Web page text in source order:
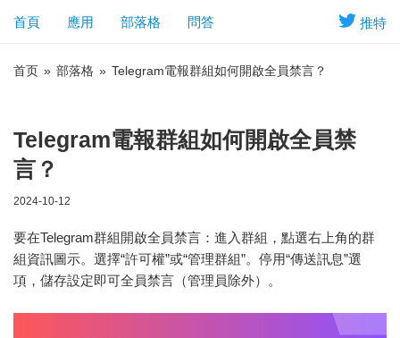
推特
首頁 應用 部落格 問答
首页 » 部落格 » Telegram電報群組如何開啟全員禁言？
Telegram電報群組如何開啟全員禁
言？
2024-10-12
要在Telegram群組開啟全員禁言：進入群組，點選右上角的群
組資訊圖示。選擇“許可權”或“管理群組”。停用“傳送訊息”選
項，儲存設定即可全員禁言（管理員除外）。